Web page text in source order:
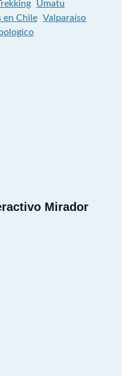
Umatu
en Chile Valparaíso
Mirador